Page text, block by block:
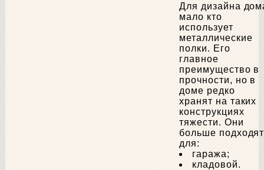
Для дизайна
мало кто
использует
металлические
полки. Его
главное
преимущество в
прочности, но в
доме редко
хранят на таких
конструкциях
тяжести. Они
больше подходят
для:
гаража;
кладовой.